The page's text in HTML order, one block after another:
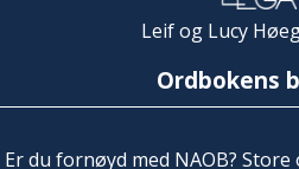
Leif og Lucy
Ordbokens
Er du fornøyd med NAOB?